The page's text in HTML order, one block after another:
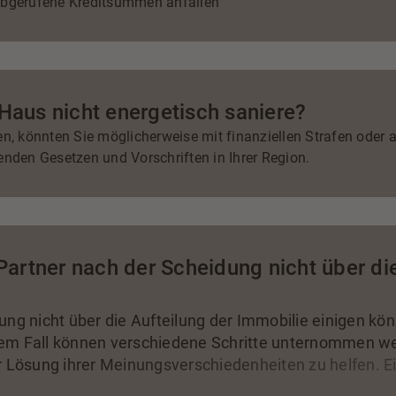
nicht energetisch saniere?
könnten Sie möglicherweise mit finanziellen Strafen oder
Gesetzen und Vorschriften in Ihrer Region.
nach der Scheidung nicht über
nicht über die Aufteilung der Immobilie einigen
Fall können verschiedene Schritte unternommen
ihrer Meinungsverschiedenheiten zu helfen.
die für beide Parteien akzeptabel ist.